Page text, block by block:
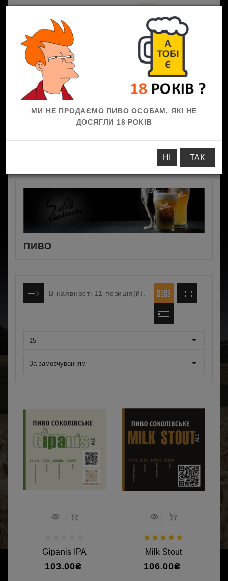
ПИВО
В наявності 11 позиція(й).
15
За замовчуванням
Gipanis IPA
103.00₴
Milk Stout
106.00₴
МИ НЕ ПРОДАЄМО ПИВО ОСОБАМ, ЯКІ НЕ
ДОСЯГЛИ 18 РОКІВ
НІ ТАК